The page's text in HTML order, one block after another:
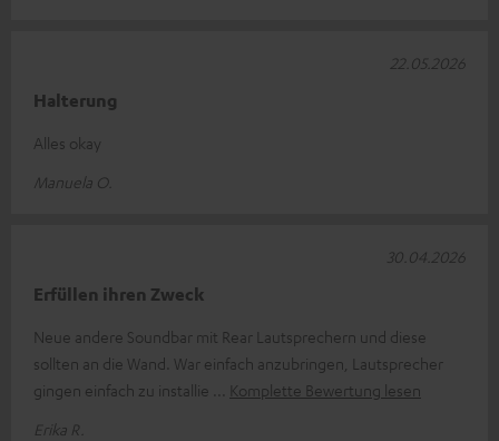
Halterung
Alles okay
Manuela O.
22.05.2026
Erfüllen ihren Zweck
Neue andere Soundbar mit Rear Lautsprechern und diese
sollten an die Wand. War einfach anzubringen, Lautsprecher
gingen einfach zu installie
Komplette Bewertung lesen
Erika R.
30.04.2026